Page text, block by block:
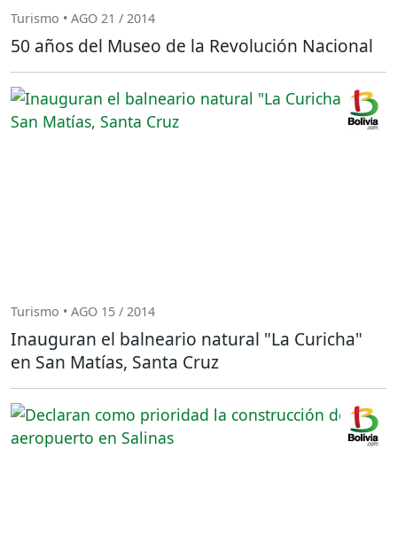
Turismo • AGO 21 / 2014
50 años del Museo de la Revolución Nacional
Turismo • AGO 15 / 2014
Inauguran el balneario natural "La Curicha"
en San Matías, Santa Cruz